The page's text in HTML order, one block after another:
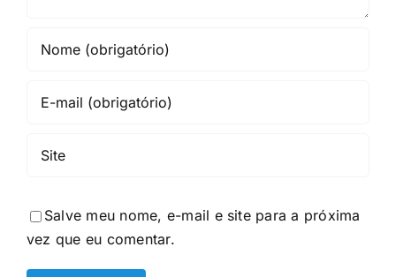
Salve meu nome, e-mail e site para a próxima
vez que eu comentar.